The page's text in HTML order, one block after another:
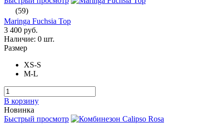
(59)
Maringa Fuchsia Top
3 400 руб.
Наличие: 0 шт.
Размер
XS-S
M-L
В корзину
Новинка
Быстрый просмотр